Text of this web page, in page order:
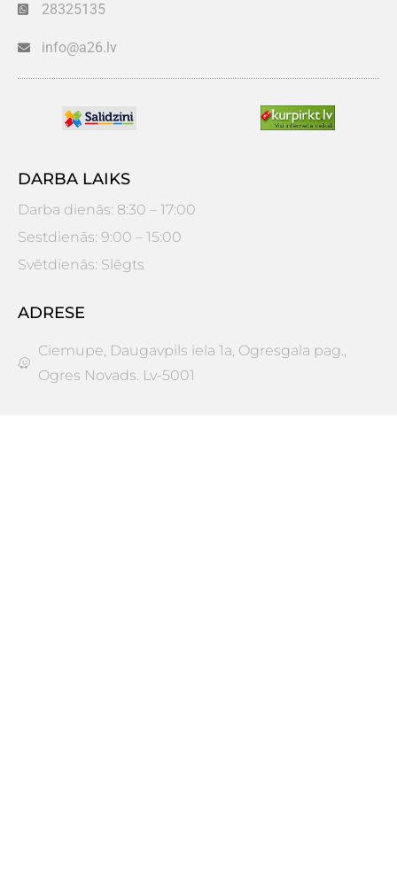
28325135
info@a26.lv
DARBA LAIKS
Darba dienās: 8:30 – 17:00
Sestdienās: 9:00 – 15:00
Svētdienās: Slēgts
ADRESE
Ciemupe, Daugavpils iela 1a, Ogresgala pag.,
Ogres Novads. Lv-5001